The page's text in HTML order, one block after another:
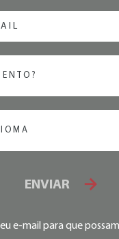
ENVIAR
e-mail para que